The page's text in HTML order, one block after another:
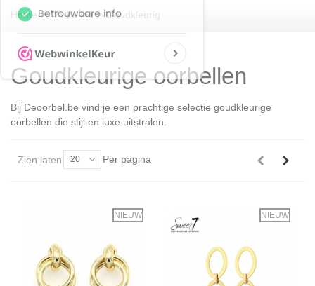
Home > Oorbellen > Goudkleurig
Goudkleurige oorbellen
Bij Deoorbel.be vind je een prachtige selectie goudkleurige
oorbellen die stijl en luxe uitstralen.
Zien laten 20 Per pagina
NIEUW NIEUW